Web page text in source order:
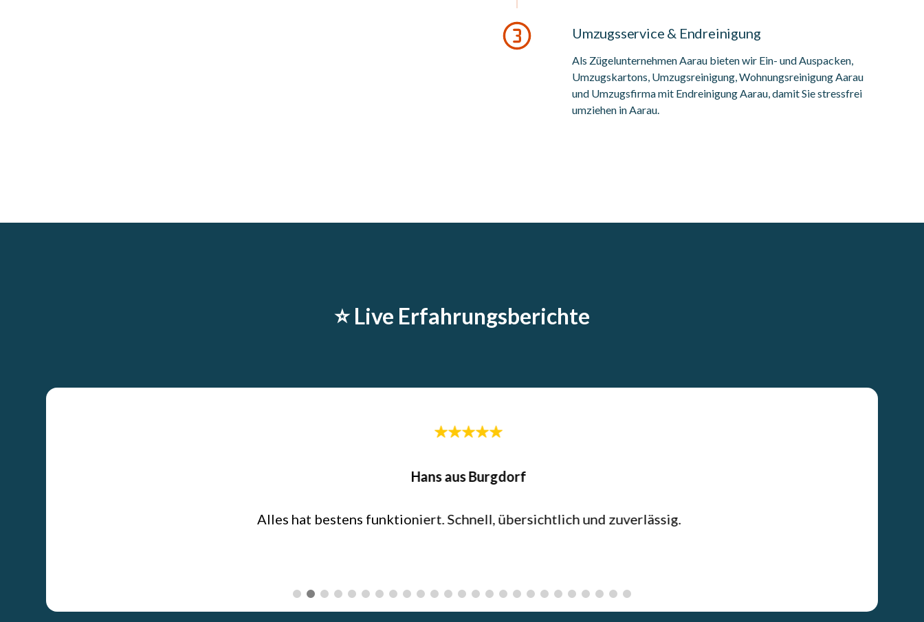
Umzugsservice & Endreinigung
Als Zügelunternehmen Aarau bieten wir Ein- und Auspacken,
Umzugskartons, Umzugsreinigung, Wohnungsreinigung Aarau
und Umzugsfirma mit Endreinigung Aarau, damit Sie stressfrei
umziehen in Aarau.
⭐️ Live Erfahrungsberichte